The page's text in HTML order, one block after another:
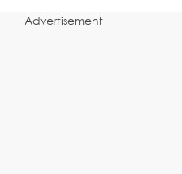
Advertisement